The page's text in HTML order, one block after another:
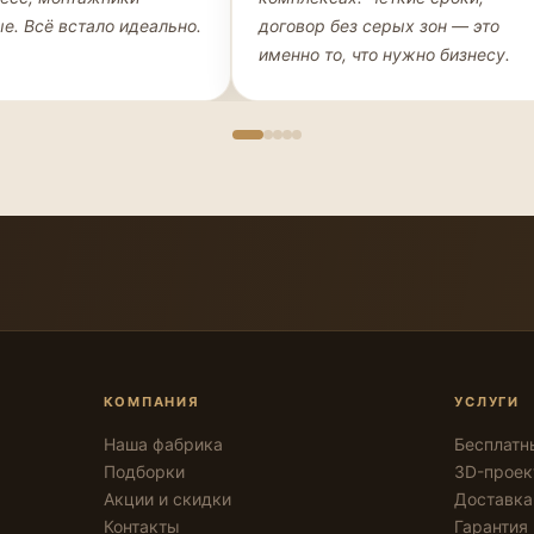
Всё встало идеально.
договор без серых зон — это
именно то, что нужно бизнесу.
КОМПАНИЯ
Наша фабрика
Подборки
Акции и скидки
Контакты
УСЛУГИ
3D-
Гарантия